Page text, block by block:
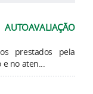
prestados pela
e no aten...